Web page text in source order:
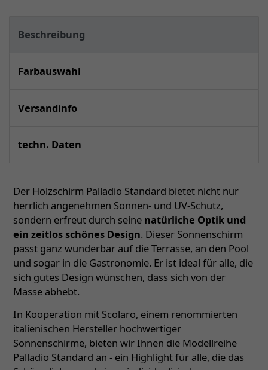
Beschreibung
Farbauswahl
Versandinfo
techn. Daten
Der Holzschirm Palladio Standard bietet nicht nur
herrlich angenehmen Sonnen- und UV-Schutz,
sondern erfreut durch seine natürliche Optik und
ein zeitlos schönes Design. Dieser Sonnenschirm
passt ganz wunderbar auf die Terrasse, an den Pool
und sogar in die Gastronomie. Er ist ideal für alle, die
sich gutes Design wünschen, dass sich von der
Masse abhebt.
In Kooperation mit Scolaro, einem renommierten
italienischen Hersteller hochwertiger
Sonnenschirme, bieten wir Ihnen die Modellreihe
Palladio Standard an - ein Highlight für alle, die das